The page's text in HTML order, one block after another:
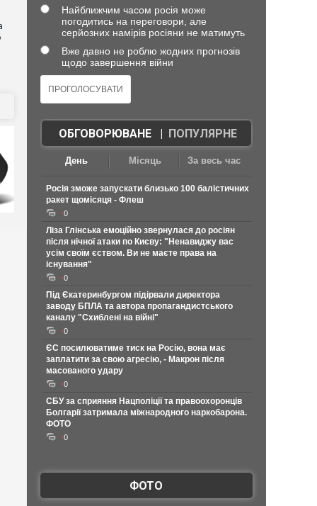
Найближчим часом росія може
погодитись на переговори, але
серйозних намірів росіяни не матимуть
Вже давно не роблю жодних прогнозів
щодо завершення війни
ОБГОВОРЮВАНЕ| ПОПУЛЯРНЕ
День Місяць За весь час
Росія зможе запускати близько 100 балістичних
ракет щомісяця - Флеш
0
Ліза Глінська емоційно звернулася до росіян
після нічної атаки по Києву: "Ненавиджу вас
усім своїм єством. Ви не маєте права на
існування"
0
Під Єкатеринбургом підірвали директора
заводу БПЛА та автора пропагандистського
каналу "Схиблені на війні"
0
ЄС посилюватиме тиск на Росію, вона має
заплатити за свою агресію, - Макрон після
масованого удару
0
СБУ за сприяння Нацполіції та правоохоронців
Болгарії затримала міжнародного наркобарона.
ФОТО
0
ФОТО